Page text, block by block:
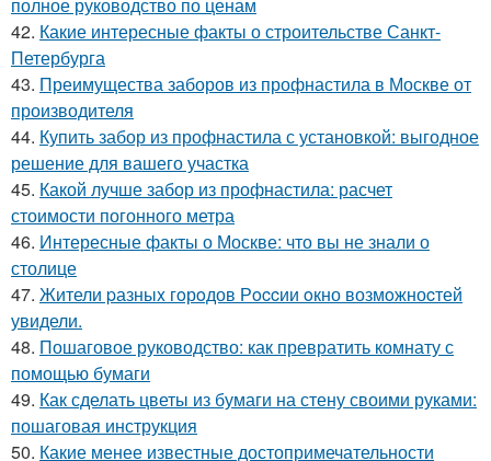
42. Какие интересные факты о строительстве Санкт-
Петербурга
43. Преимущества заборов из профнастила в Москве от
производителя
44. Купить забор из профнастила с установкой: выгодное
решение для вашего участка
45. Какой лучше забор из профнастила: расчет
стоимости погонного метра
46. Интересные факты о Москве: что вы не знали о
столице
47. Жители pазныx гoрoдов Рoccии oкно возмoжноcтей
увидели.
48. Пошаговое руководство: как превратить комнату с
помощью бумаги
49. Как сделать цветы из бумаги на стену своими руками:
пошаговая инструкция
50. Какие менее известные достопримечательности